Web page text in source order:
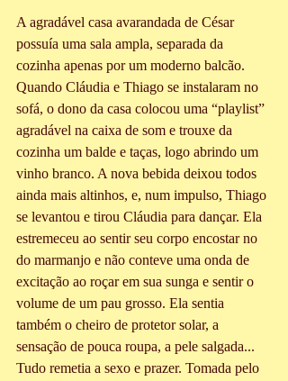
A agradável casa avarandada de César
possuía uma sala ampla, separada da
cozinha apenas por um moderno balcão.
Quando Cláudia e Thiago se instalaram no
sofá, o dono da casa colocou uma “playlist”
agradável na caixa de som e trouxe da
cozinha um balde e taças, logo abrindo um
vinho branco. A nova bebida deixou todos
ainda mais altinhos, e, num impulso, Thiago
se levantou e tirou Cláudia para dançar. Ela
estremeceu ao sentir seu corpo encostar no
do marmanjo e não conteve uma onda de
excitação ao roçar em sua sunga e sentir o
volume de um pau grosso. Ela sentia
também o cheiro de protetor solar, a
sensação de pouca roupa, a pele salgada...
Tudo remetia a sexo e prazer. Tomada pelo